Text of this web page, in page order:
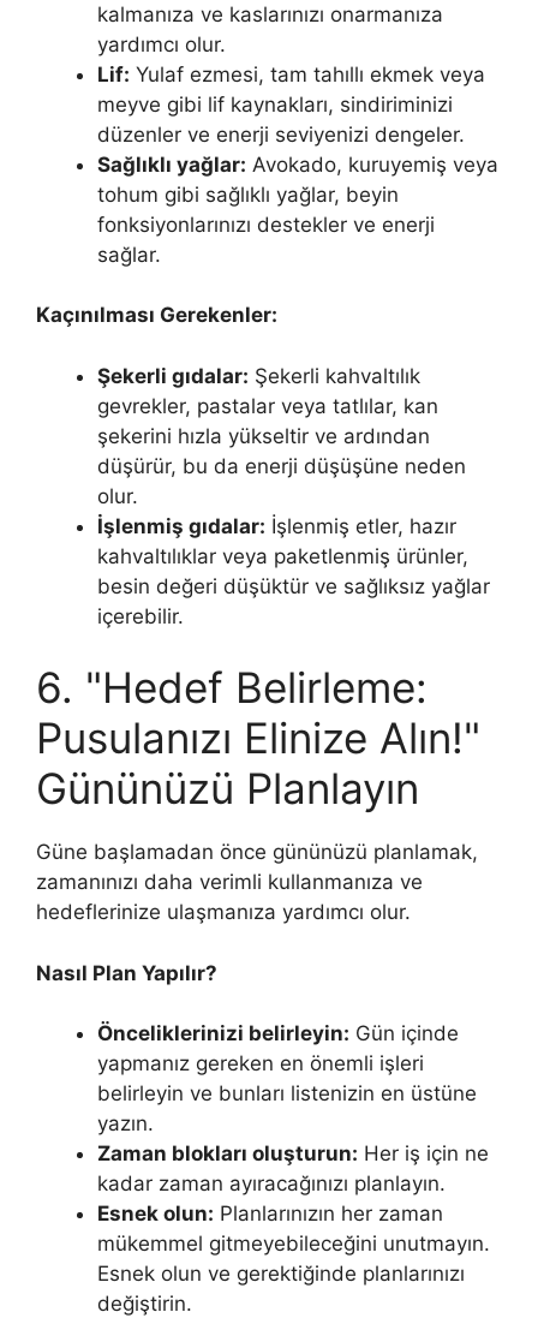
kalmanıza ve kaslarınızı onarmanıza
yardımcı olur.
Lif: Yulaf ezmesi, tam tahıllı ekmek veya
meyve gibi lif kaynakları, sindiriminizi
düzenler ve enerji seviyenizi dengeler.
Sağlıklı yağlar: Avokado, kuruyemiş veya
tohum gibi sağlıklı yağlar, beyin
fonksiyonlarınızı destekler ve enerji
sağlar.
Kaçınılması Gerekenler:
Şekerli gıdalar: Şekerli kahvaltılık
gevrekler, pastalar veya tatlılar, kan
şekerini hızla yükseltir ve ardından
düşürür, bu da enerji düşüşüne neden
olur.
İşlenmiş gıdalar: İşlenmiş etler, hazır
kahvaltılıklar veya paketlenmiş ürünler,
besin değeri düşüktür ve sağlıksız yağlar
içerebilir.
6. "Hedef Belirleme:
Pusulanızı Elinize Alın!"
Gününüzü Planlayın
Güne başlamadan önce gününüzü planlamak,
zamanınızı daha verimli kullanmanıza ve
hedeflerinize ulaşmanıza yardımcı olur.
Nasıl Plan Yapılır?
Önceliklerinizi belirleyin: Gün içinde
yapmanız gereken en önemli işleri
belirleyin ve bunları listenizin en üstüne
yazın.
Zaman blokları oluşturun: Her iş için ne
kadar zaman ayıracağınızı planlayın.
Esnek olun: Planlarınızın her zaman
mükemmel gitmeyebileceğini unutmayın.
Esnek olun ve gerektiğinde planlarınızı
değiştirin.